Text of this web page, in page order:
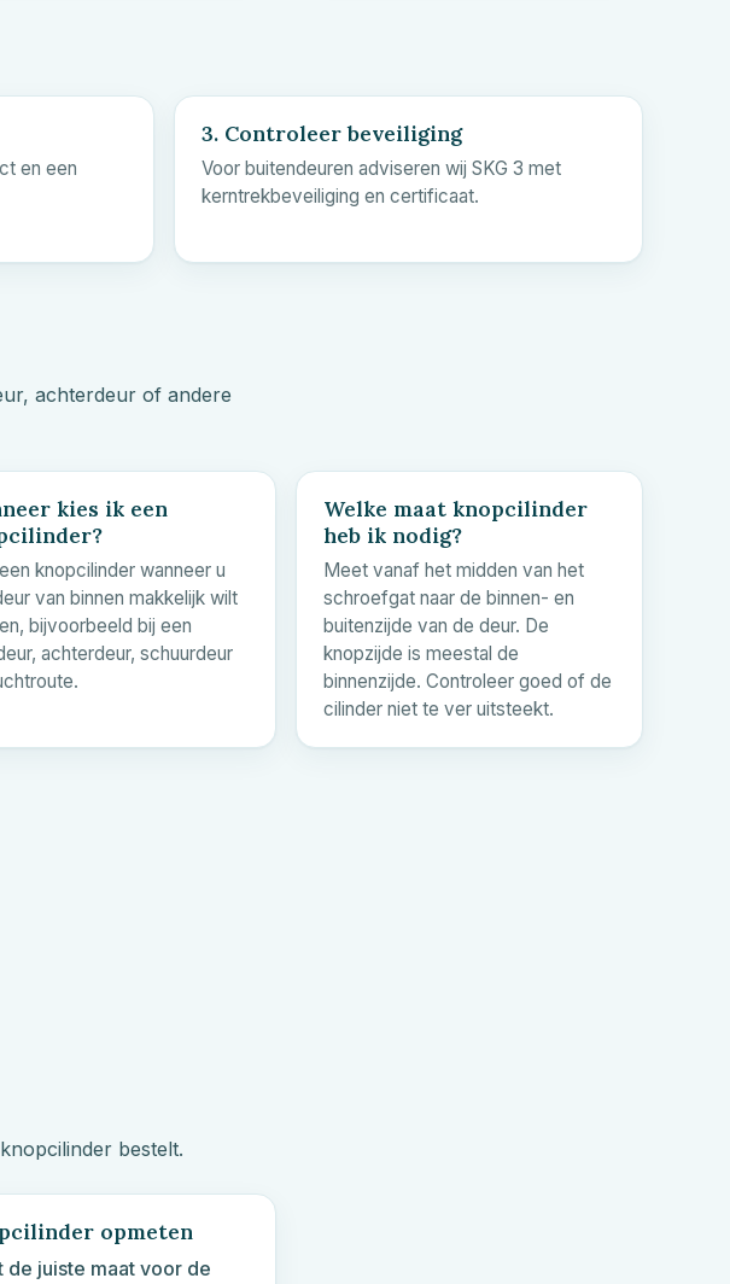
en een
3. Controleer beveiliging
Voor buitendeuren adviseren wij SKG 3 met
kerntrekbeveiliging en certificaat.
achterdeur of andere
kies ik een
knopcilinder wanneer u
van binnen makkelijk wilt
bijvoorbeeld bij een
achterdeur, schuurdeur
Welke maat knopcilinder
heb ik nodig?
Meet vanaf het midden van het
schroefgat naar de binnen- en
buitenzijde van de deur. De
knopzijde is meestal de
binnenzijde. Controleer goed of de
cilinder niet te ver uitsteekt.
bestelt.
opmeten
de juiste maat voor de